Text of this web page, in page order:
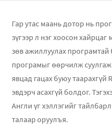
Гар утас маань дотор нь
зүгээр л нэг хоосон хайрцаг
зөв ажиллуулах
програмыг өөрчилж суулгаж
явцад гацах буюу таарахгүй
эвдэрч асахгүй болдог.
Англи үг хэллэгийг
талаар оруулъя.